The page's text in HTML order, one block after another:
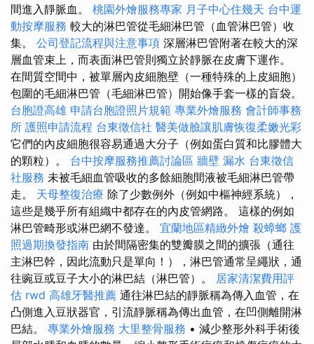
間進入靜脈血。 桃園外燴服務專家 月子中心住幾天 台中運
動按摩服務 較大的淋巴管從毛細淋巴管（血管淋巴管）收
集。 公司登記流程與注意事項 深層淋巴管附著在較大的深
層血管束上，而表面淋巴管則獨立於靜脈在皮膚下運作。
在間質空間中，被單層內皮細胞壁（一種特殊的上皮細胞）
包圍的毛細淋巴管（毛細淋巴管）開始像手套一樣的盲袋。
台胞證高雄 申請台胞證照片規範 專業外燴服務 會計師事務
所 護照申請流程 台東徵信社 醫美做臉讓肌膚恢復柔嫩光彩
它們的內皮細胞很容易通過大分子（例如蛋白質和比膠體大
的顆粒）。 台中按摩服務推薦討論區 牆壁 漏水 台東徵信
社服務 未被毛細血管吸收的多餘細胞間液被毛細淋巴管帶
走。 天母整復治療 除了少數例外（例如中樞神經系統），
這些是幾乎所有組織中都存在的內皮管網路。 這樣的例如
淋巴管畸形或淋巴網不發達。 宜蘭地區精緻外燴 殺蟑螂 護
照過期換發指南 由於間隔密集的雙瓣膜之間的擴張（通往
主淋巴幹，因此流動只是單向！），淋巴管通常呈繩狀，通
往豌豆或豆子大小的淋巴結（淋巴管）。 居家清潔費用評
估 rwd 高雄牙醫推薦 通往淋巴結的靜脈稱為傳入血管，在
凸側進入豆狀器官，引流靜脈稱為傳出血管，在凹側離開淋
巴結。 專業外燴服務 大里整骨服務 • 減少整形外科手術後